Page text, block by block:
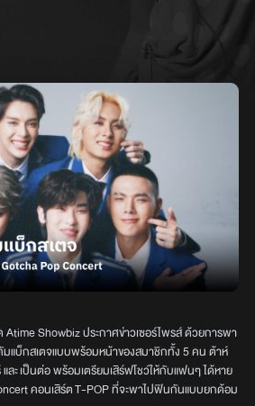
Atime Showbiz ประกาศข่าวเซอร์ไพรส์ ด้วยการพา
แบ็กสเตจแบบพร้อมหน้าของสมาชิกทั้ง 5 คน ต้าห์
ละ เป็นต่อ พร้อมเตรียมเสิร์ฟโชว์ให้กับแฟนๆ ได้หาย
คอนเสิร์ต T-POP ที่จะพาไปฟินกันแบบยกด้อม